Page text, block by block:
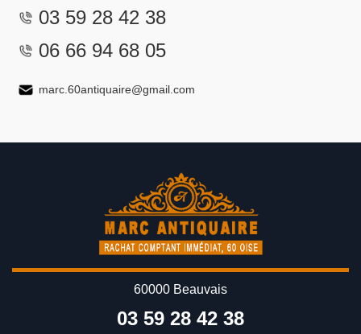
03 59 28 42 38
06 66 94 68 05
marc.60antiquaire@gmail.com
60000 Beauvais
03 59 28 42 38